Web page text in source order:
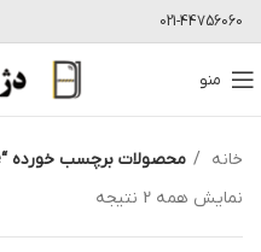
021-44756060
منو
خانه
محصولات برچسب خورده “BFT Automatic Gate”
نمایش همه 2 نتیجه